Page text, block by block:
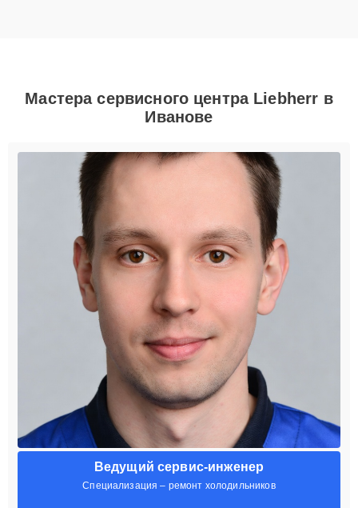
Мастера сервисного центра Liebherr в
Иванове
Ведущий сервис-инженер
Специализация – ремонт холодильников